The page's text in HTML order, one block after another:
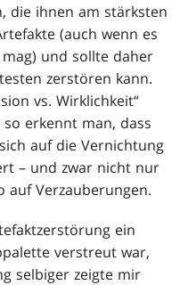
die ihnen am stärksten
(auch wenn es
und sollte daher
zerstören kann.
vs. Wirklichkeit“
erkennt man, dass
auf die Vernichtung
– und zwar nicht nur
auf Verzauberungen.
ein
verstreut war,
selbiger zeigte mir